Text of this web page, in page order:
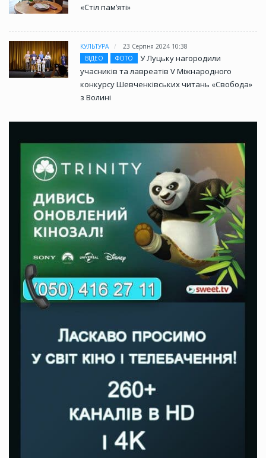
«Стіл памʼяті»
КУЛЬТУРА
23 Серпня 2024 10:38
ВІДЕО
ФОТО
У Луцьку нагородили
учасників та лавреатів V Міжнародного
конкурсу Шевченківських читань «Свобода»
з Волині